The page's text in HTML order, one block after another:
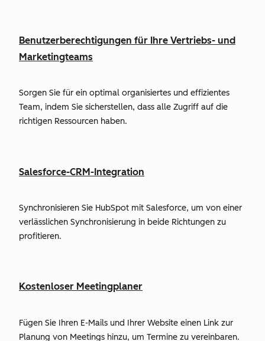
Benutzerberechtigungen für Ihre Vertriebs- und
Marketingteams
Sorgen Sie für ein optimal organisiertes und effizientes
Team, indem Sie sicherstellen, dass alle Zugriff auf die
richtigen Ressourcen haben.
Salesforce-CRM-Integration
Synchronisieren Sie HubSpot mit Salesforce, um von einer
verlässlichen Synchronisierung in beide Richtungen zu
profitieren.
Kostenloser Meetingplaner
Fügen Sie Ihren E-Mails und Ihrer Website einen Link zur
Planung von Meetings hinzu, um Termine zu vereinbaren.